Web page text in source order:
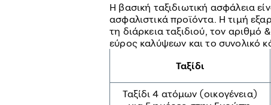
Η βασική ταξιδιωτική ασφάλεια
ασφαλιστικά προϊόντα. Η τιμή
τη διάρκεια ταξιδιού, τον αριθμό
εύρος καλύψεων και το συνολικό
Ταξίδι
Ταξίδι 4 ατόμων (οικογένεια)